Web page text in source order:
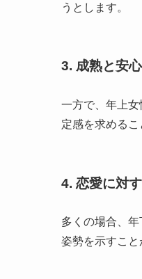
うとします。
3. 成熟と安
一方で、年上
定感を求めるこ
4. 恋愛に対
多くの場合、
姿勢を示すこと